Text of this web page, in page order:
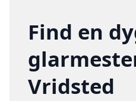
Find en
Vridsted